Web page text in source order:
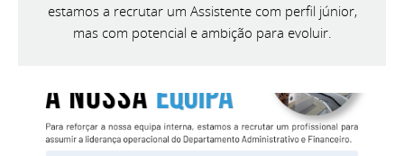
estamos a recrutar um Assistente com perfil júnior,
mas com potencial e ambição para evoluir.